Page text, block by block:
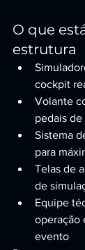
O que
estrutura
cockpit
Volante
pedais
Sistema
para
Telas de
de
Equipe
operação
evento